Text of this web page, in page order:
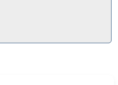
пришли в салон - и в тот
но довольны! Все